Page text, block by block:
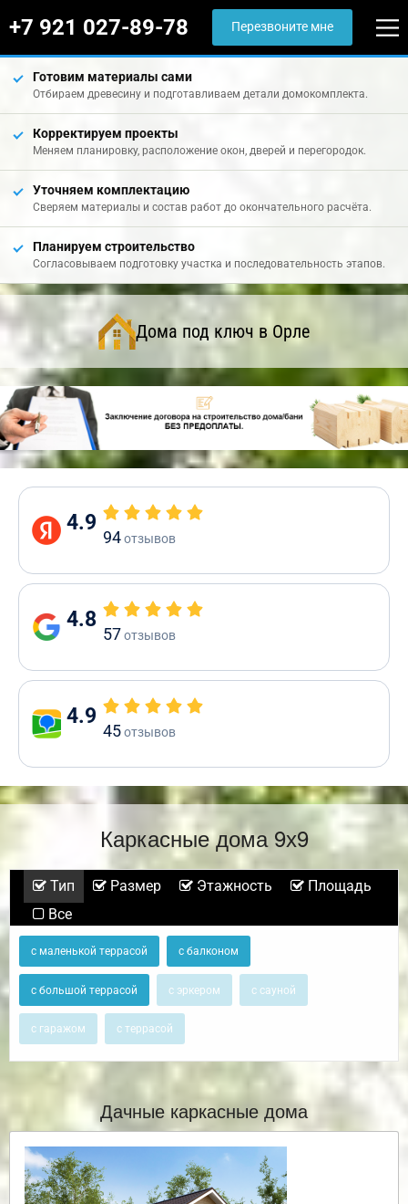
+7 921 027-89-78 Перезвоните мне
Готовим материалы сами
Отбираем древесину и подготавливаем детали домокомплекта.
Корректируем проекты
Меняем планировку, расположение окон, дверей и перегородок.
Уточняем комплектацию
Сверяем материалы и состав работ до окончательного расчёта.
Планируем строительство
Согласовываем подготовку участка и последовательность этапов.
Дома под ключ в Орле
4.9
94отзывов
4.8
57отзывов
4.9
45отзывов
Каркасные дома 9х9
Тип Размер Этажность
Площадь
Все
с маленькой террасой с балконом
с большой террасой с эркером с сауной
с гаражом с террасой
Дачные каркасные дома